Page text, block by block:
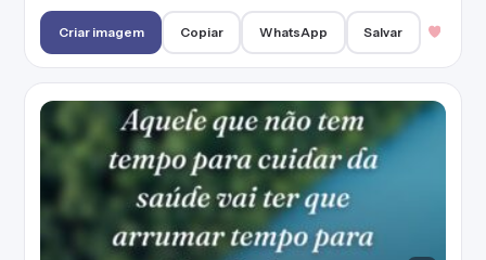
saúde vai ter que arrumar tempo para cuidar
da doença.
Criar imagem Copiar WhatsApp Salvar 1
Fique um pouco com você, pare, sinta, pense,
tente se conhecer, porque é aí que vai
florescer desenvolver e prosperar um ser